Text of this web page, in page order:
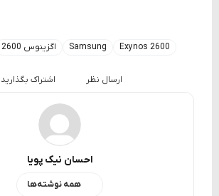
Exynos 2600
Samsung اگزینوس 2600
ارسال نظر اشتراک بگذارید
احسان نیک پویا
همه نوشته‌ها